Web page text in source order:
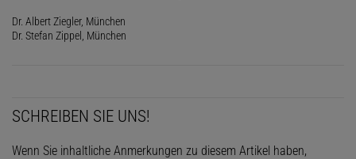
Dr. Albert Ziegler, München
Dr. Stefan Zippel, München
SCHREIBEN SIE UNS!
Wenn Sie inhaltliche Anmerkungen zu diesem Artikel haben,